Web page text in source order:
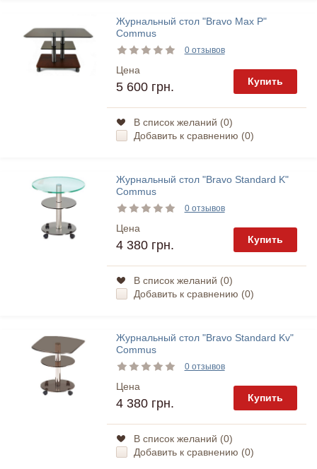
Журнальный стол "Bravo Max P"
Commus
0 отзывов
Цена
5 600 грн. Купить
В список желаний (0)
Добавить к сравнению (0)
Журнальный стол "Bravo Standard K"
Commus
0 отзывов
Цена
4 380 грн. Купить
В список желаний (0)
Добавить к сравнению (0)
Журнальный стол "Bravo Standard Kv"
Commus
0 отзывов
Цена
4 380 грн. Купить
В список желаний (0)
Добавить к сравнению (0)